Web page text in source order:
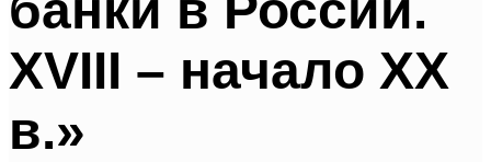
XVIII – начало XX
в.»